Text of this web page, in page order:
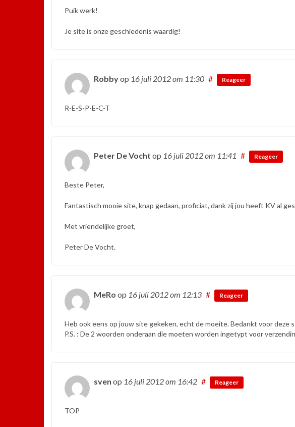
Puik werk!
Je site is onze geschiedenis waardig!
Robbyop 16 juli 2012om 11:30 # Reageer
R-E-S-P-E-C-T
Peter De Vocht op 16 juli 2012om 11:41 # Reageer
Beste Peter,
Fantastisch mooie site, knap gedaan, proficiat, dank zij jou heeft KV al
Met vriendelijke groet,
Peter De Vocht.
MeRo op 16 juli 2012om 12:13 # Reageer
Heb ook eens op jouw site gekeken, echt de moeite. Bedankt voor deze
P.S. : De 2 woorden onderaan die moeten worden ingetypt voor
sven op 16 juli 2012om 16:42 # Reageer
TOP